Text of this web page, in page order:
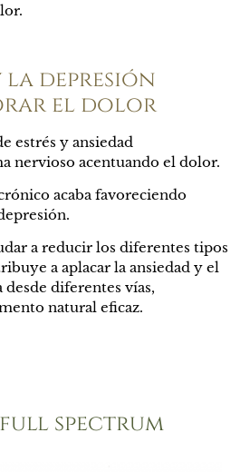
la depresión
el dolor
estrés y ansiedad
nervioso acentuando el dolor.
acaba favoreciendo
a reducir los diferentes tipos
a aplacar la ansiedad y el
desde diferentes vías,
natural eficaz.
full spectrum